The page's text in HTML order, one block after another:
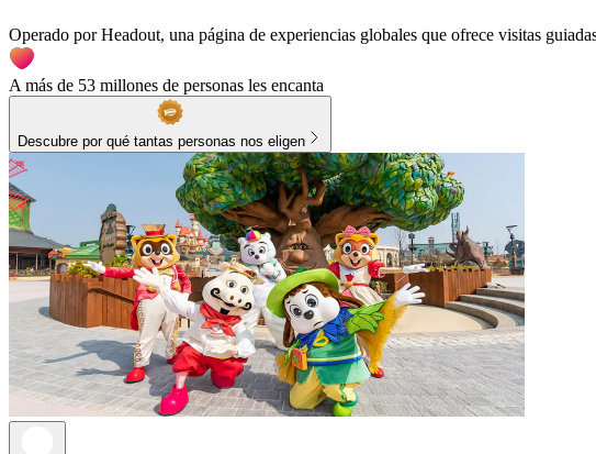
Operado por Headout, una página de experiencias globales que ofrece visitas
A más de 53 millones de personas les encanta
Descubre por qué tantas personas nos eligen